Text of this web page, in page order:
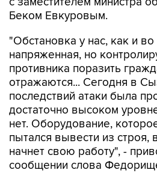
Беком Евкуровым.
"Обстановка у нас, как и во
напряженная, но
противника поразить
отражаются... Сегодня в
последствий атаки была
достаточно высоком
нет. Оборудование,
пытался вывести из строя,
начнет свою работу", -
сообщении слова